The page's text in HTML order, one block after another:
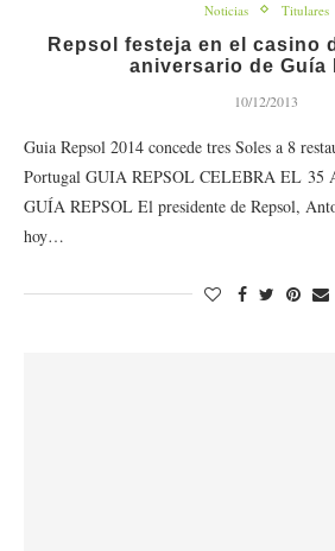
Noticias Titulares
Repsol festeja en el casino
aniversario de Guía
10/12/2013
Guia Repsol 2014 concede tres Soles a 8
Portugal GUIA REPSOL CELEBRA EL 35
GUÍA REPSOL El presidente de Repsol,
hoy…